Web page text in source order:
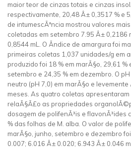
maior teor de cinzas totais e cinzas
respectivamente, 20,48 Â± 0,3517 % e
de intumescÃªncia mostrou valores
coletadas em setembro 7.95 Â± 0,2186
0,8544 mL. O Ã­ndice de amargura foi
primeiras coletas 1,037 unidades/g em
produzido foi 18 % em marÃ§o, 29,61 %
setembro e 24,35 % em dezembro. O
neutro (pH 7,0) em marÃ§o e levemente
meses. As quatro coletas
relaÃ§Ã£o as propriedades
dosagem de polifenÃ³is e flavonÃ³ides
% das folhas de M. alba. O valor de
marÃ§o, junho, setembro e dezembro
0.007; 6.016 Â± 0.020; 6.943 Â± 0.046